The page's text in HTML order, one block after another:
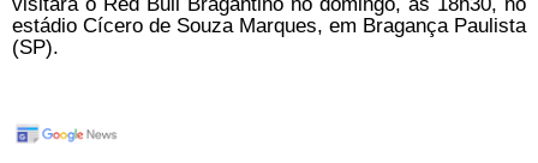
estádio Cícero de Souza Marques, em Bragança Paulista
(SP).